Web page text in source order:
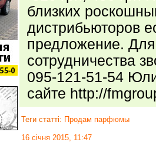
близких
дистрибьюторов
предложение.
сотрудничества
095-121-51-54
сайте http://
Теги статті: Продам парфюмы
16 січня 2015, 11:47